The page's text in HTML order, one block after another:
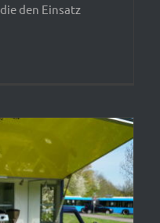
den Einsatz